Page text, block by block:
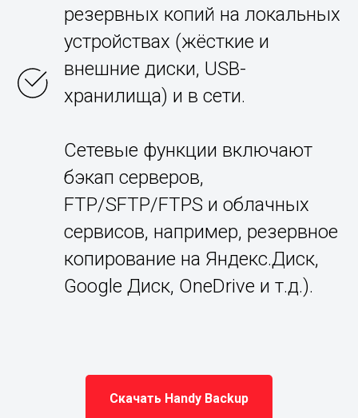
резервных копий на локальных
устройствах (жёсткие и
внешние диски, USB-
хранилища) и в сети.
Сетевые функции включают
бэкап серверов,
FTP/SFTP/FTPS и облачных
сервисов, например, резервное
копирование на Яндекс.Диск,
Google Диск, OneDrive и т.д.).
Скачать Handy Backup